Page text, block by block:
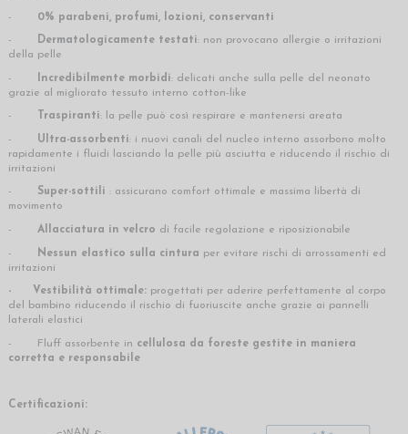
- 0% parabeni, profumi, lozioni, conservanti
- Dermatologicamente testati: non provocano allergie o irritazioni
della pelle
- Incredibilmente morbidi: delicati anche sulla pelle del neonato
grazie al migliorato tessuto interno cotton-like
- Traspiranti: la pelle può così respirare e mantenersi areata
- Ultra-assorbenti: i nuovi canali del nucleo interno assorbono molto
rapidamente i fluidi lasciando la pelle più asciutta e riducendo il rischio di
irritazioni
- Super-sottili : assicurano comfort ottimale e massima libertà di
movimento
- Allacciatura in velcro di facile regolazione e riposizionabile
- Nessun elastico sulla cintura per evitare rischi di arrossamenti ed
irritazioni
- Vestibilità ottimale: progettati per aderire perfettamente al corpo
del bambino riducendo il rischio di fuoriuscite anche grazie ai pannelli
laterali elastici
- Fluff assorbente in cellulosa da foreste gestite in maniera
corretta e responsabile
Certificazioni: